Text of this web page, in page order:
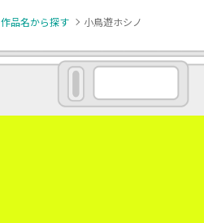
作品名から探す 小鳥遊ホシノ